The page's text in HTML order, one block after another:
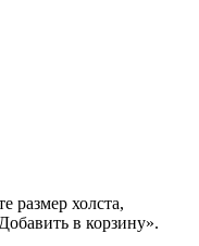
размер холста,
в корзину».